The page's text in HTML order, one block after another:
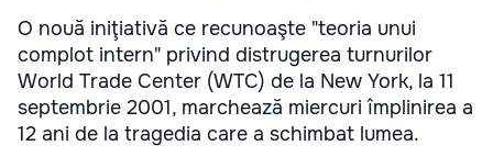
O nouă iniţiativă ce recunoaşte "teoria unui
complot intern" privind distrugerea turnurilor
World Trade Center (WTC) de la New York, la 11
septembrie 2001, marchează miercuri împlinirea a
12 ani de la tragedia care a schimbat lumea.